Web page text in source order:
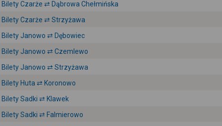
Bilety Czarże ⇄ Dąbrowa Chełmińska
Bilety Czarże ⇄ Strzyżawa
Bilety Janowo ⇄ Dębowiec
Bilety Janowo ⇄ Czemlewo
Bilety Janowo ⇄ Strzyżawa
Bilety Huta ⇄ Koronowo
Bilety Sadki ⇄ Klawek
Bilety Sadki ⇄ Falmierowo